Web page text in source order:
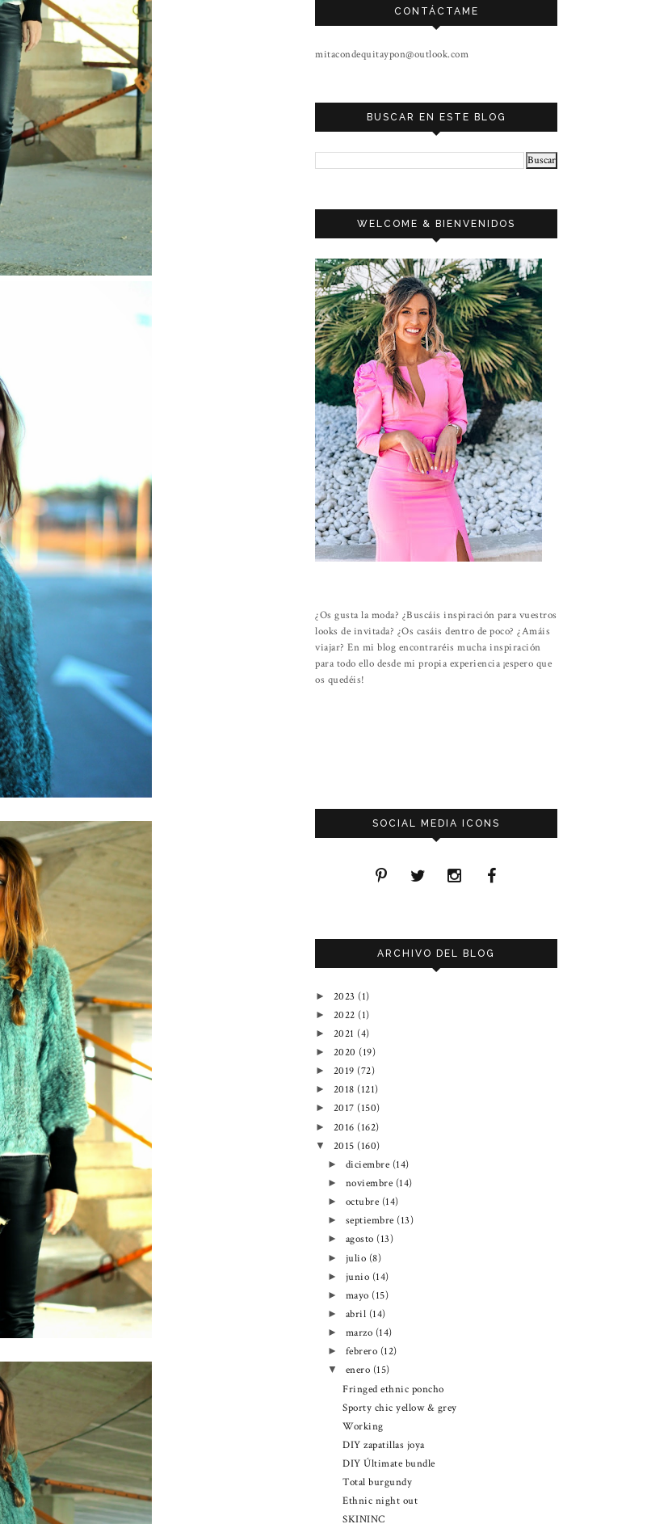
CONTÁCTAME
mitacondequitaypon@outlook.com
BUSCAR EN ESTE BLOG
WELCOME & BIENVENIDOS
¿Os gusta la moda? ¿Buscáis inspiración para vuestros
looks de invitada? ¿Os casáis dentro de poco? ¿Amáis
viajar? En mi blog encontraréis mucha inspiración
para todo ello desde mi propia experiencia ¡espero que
os quedéis!
SOCIAL MEDIA ICONS
ARCHIVO DEL BLOG
► 2023 (1)
► 2022 (1)
► 2021 (4)
► 2020 (19)
► 2019 (72)
► 2018 (121)
► 2017 (150)
► 2016 (162)
▼ 2015 (160)
► diciembre (14)
► noviembre (14)
► octubre (14)
► septiembre (13)
► agosto (13)
► julio (8)
► junio (14)
► mayo (15)
► abril (14)
► marzo (14)
► febrero (12)
▼ enero (15)
Fringed ethnic poncho
Sporty chic yellow & grey
Working
DIY zapatillas joya
DIY Últimate bundle
Total burgundy
Ethnic night out
SKININC